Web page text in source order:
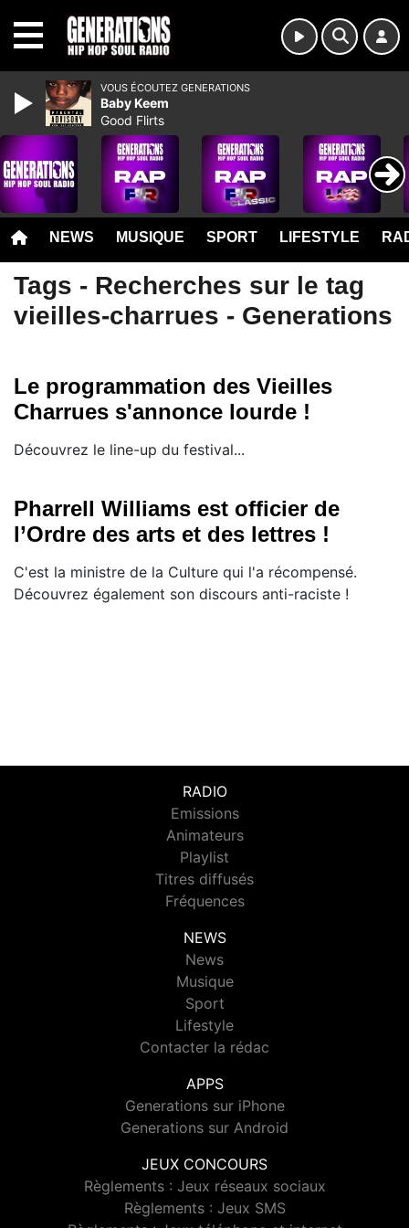
NEWS MUSIQUE SPORT LIFESTYLE
Tags - Recherches sur le tag
vieilles-charrues - Generations
Le programmation des Vieilles
Charrues s'annonce lourde !
Découvrez le line-up du festival...
Pharrell Williams est officier de
l’Ordre des arts et des lettres !
C'est la ministre de la Culture qui l'a récompensé.
Découvrez également son discours anti-raciste !
RADIO
Emissions
Animateurs
Playlist
Titres diffusés
Fréquences
NEWS
News
Musique
Sport
Lifestyle
Contacter la rédac
APPS
Generations sur iPhone
Generations sur Android
JEUX CONCOURS
Règlements : Jeux réseaux sociaux
Règlements : Jeux SMS
VOUS ÉCOUTEZ GENERATIONS
Baby Keem
Good Flirts